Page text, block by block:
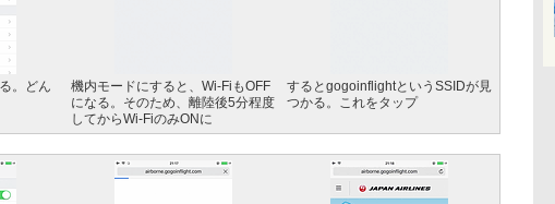
。どん
機内モードにすると、Wi-FiもOFF
になる。そのため、離陸後5分程度
してからWi-FiのみONに
するとgogoinflightというSSIDが見
つかる。これをタップ